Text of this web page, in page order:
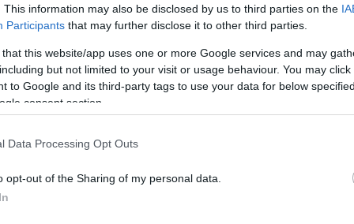
This information may also be disclosed by us to third parties on the
Participants that may further disclose it to other third parties.
that this website/app uses one or more Google services and may
but not limited to your visit or usage behaviour. You may
to Google and its third-party tags to use your data for below
consent section.
Data Processing Opt Outs
opt-out of the Sharing of my personal data.
που κρύβει… πανίσχυρα διατροφικά μυστικά
όλα τα θρεπτικά συστατικά χωρίς να στερηθείς
απαντά
του οργανισμού και το σώμα σου